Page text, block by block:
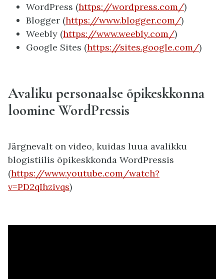
WordPress (https://wordpress.com/)
Blogger (https://www.blogger.com/)
Weebly (https://www.weebly.com/)
Google Sites (https://sites.google.com/)
Avaliku personaalse õpikeskkonna
loomine WordPressis
Järgnevalt on video, kuidas luua avalikku
blogistiilis õpikeskkonda WordPressis
(https://www.youtube.com/watch?
v=PD2qIhzivqs)